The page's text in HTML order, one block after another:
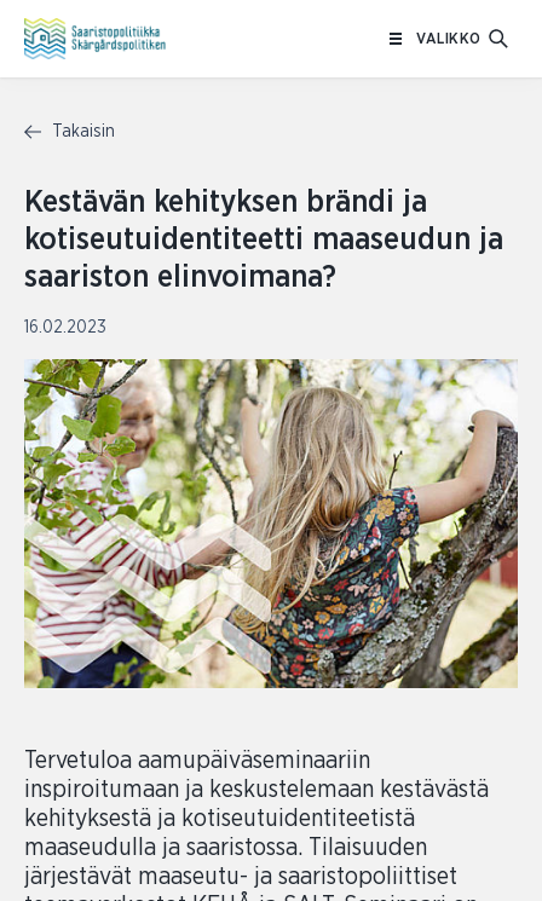
VALIKKO
Takaisin
Kestävän kehityksen brändi ja
kotiseutuidentiteetti maaseudun ja
saariston elinvoimana?
16.02.2023
Tervetuloa aamupäiväseminaariin
inspiroitumaan ja keskustelemaan kestävästä
kehityksestä ja kotiseutuidentiteetistä
maaseudulla ja saaristossa. Tilaisuuden
järjestävät maaseutu- ja saaristopoliittiset